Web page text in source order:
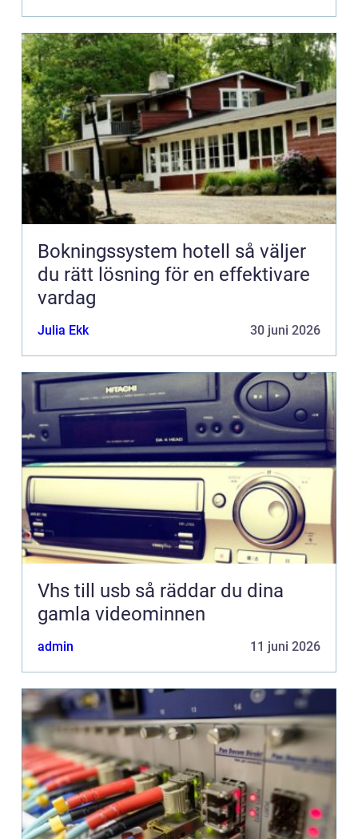
Bokningssystem hotell så väljer
du rätt lösning för en effektivare
vardag
Julia Ekk 30 juni 2026
Vhs till usb så räddar du dina
gamla videominnen
admin 11 juni 2026